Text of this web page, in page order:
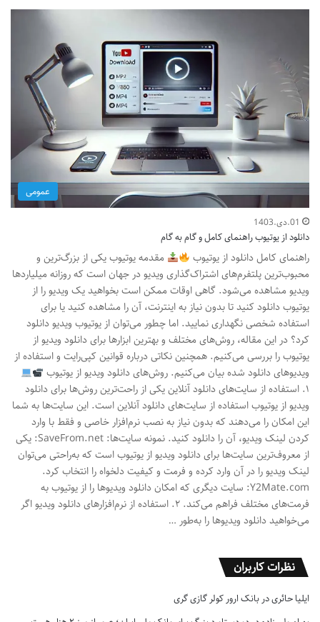
عمومی
01.دی.1403
دانلود از یوتیوب راهنمای کامل و گام به گام
راهنمای کامل دانلود از یوتیوب
مقدمه یوتیوب یکی از بزرگ‌ترین و
محبوب‌ترین پلتفرم‌های اشتراک‌گذاری ویدیو در جهان است که روزانه میلیاردها
ویدیو مشاهده می‌شود. گاهی اوقات ممکن است بخواهید یک ویدیو را از
یوتیوب دانلود کنید تا بدون نیاز به اینترنت، آن را مشاهده کنید یا برای
استفاده شخصی نگهداری نمایید. اما چطور می‌توان از یوتیوب ویدیو دانلود
کرد؟ در این مقاله، روش‌های مختلف و بهترین ابزارها برای دانلود ویدیو از
یوتیوب را بررسی می‌کنیم. همچنین نکاتی درباره قوانین کپی‌رایت و استفاده از
ویدیوهای دانلود شده بیان می‌کنیم. روش‌های دانلود ویدیو از یوتیوب
۱. استفاده از سایت‌های دانلود آنلاین یکی از راحت‌ترین روش‌ها برای دانلود
ویدیو از یوتیوب استفاده از سایت‌های دانلود آنلاین است. این سایت‌ها به شما
این امکان را می‌دهند که بدون نیاز به نصب نرم‌افزار خاصی و فقط با وارد
کردن لینک ویدیو، آن را دانلود کنید. نمونه سایت‌ها: SaveFrom.net: یکی
از معروف‌ترین سایت‌ها برای دانلود ویدیو از یوتیوب است که به‌راحتی می‌توان
لینک ویدیو را در آن وارد کرده و فرمت و کیفیت دلخواه را انتخاب کرد.
Y2Mate.com: سایت دیگری که امکان دانلود ویدیوها را از یوتیوب به
فرمت‌های مختلف فراهم می‌کند. ۲. استفاده از نرم‌افزارهای دانلود ویدیو اگر
می‌خواهید دانلود ویدیوها را به‌طور …
نظرات کاربران
ایلیا حائریدر بانک ارور کولر گازی گری